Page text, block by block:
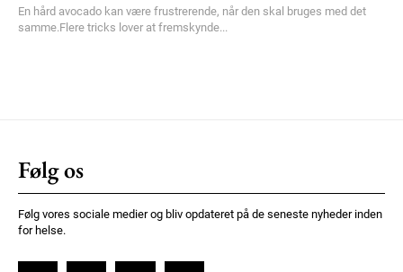
En hård avocado kan være frustrerende, når den skal bruges med det
samme.Flere tricks lover at fremskynde...
Følg os
Følg vores sociale medier og bliv opdateret på de seneste nyheder inden
for helse.